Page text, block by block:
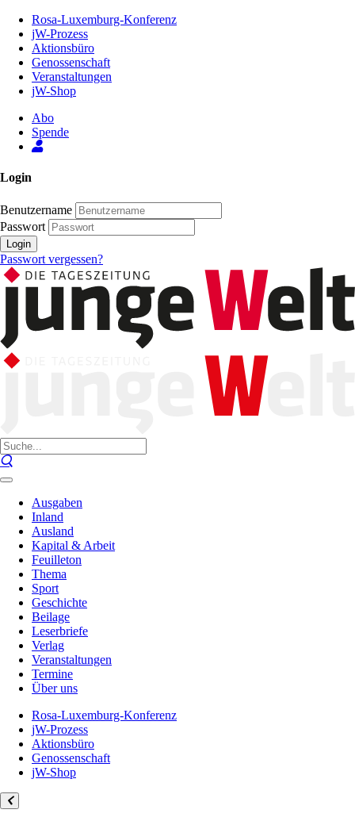
Inhalt
Seite
Rosa-Luxemburg-Konferenz
jW-Prozess
Aktionsbüro
Genossenschaft
Veranstaltungen
jW-Shop
Abo
Spende
Login
Benutzername
Passwort
Login
Passwort vergessen?
Ausgaben
Inland
Ausland
Kapital & Arbeit
Feuilleton
Thema
Sport
Geschichte
Beilage
Leserbriefe
Verlag
Veranstaltungen
Termine
Über uns
Rosa-Luxemburg-Konferenz
jW-Prozess
Aktionsbüro
Genossenschaft
jW-Shop